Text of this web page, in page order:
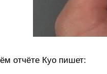
отчёте Куо пишет: